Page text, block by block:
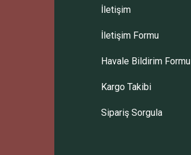
Gönder
İletişim
İletişim Formu
Havale Bildirim Formu
Kargo Takibi
Sipariş Sorgula